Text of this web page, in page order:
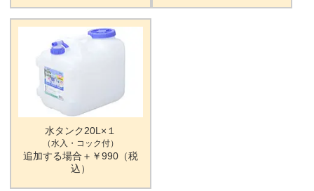
水タンク20L×１
（水入・コック付）
追加する場合＋￥990（税
込）